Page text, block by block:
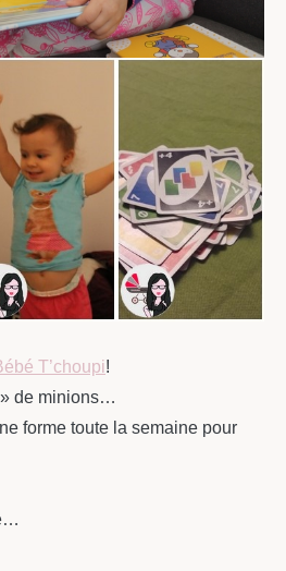
T’choupi!
de minions…
forme toute la semaine pour